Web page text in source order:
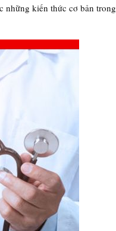
những kiến thức cơ bản trong